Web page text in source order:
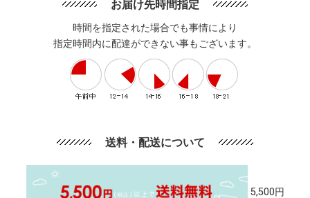
お届け先時間指定
時間を指定された場合でも事情により
指定時間内に配達ができない事もございます。
送料・配送について
5,500円